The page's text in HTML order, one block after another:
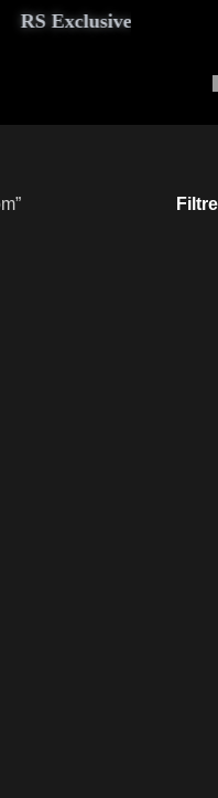
RS Exclusive Couture
Filtre